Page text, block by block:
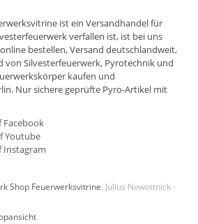
ist ein Versandhandelfür
verfallen ist, ist bei uns
bestellen,Versand deutschlandweit,
von Silvesterfeuerwerk, Pyrotechnik und
kaufen und
Nur sichere geprüfte Pyro-Artikel mit
Facebook
Youtube
Instagram
Shop Feuerwerksvitrine , Julius Nowottnick -